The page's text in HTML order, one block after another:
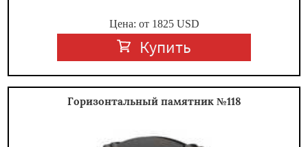
Цена: от 1825USD
Купить
Горизонтальный памятник №118